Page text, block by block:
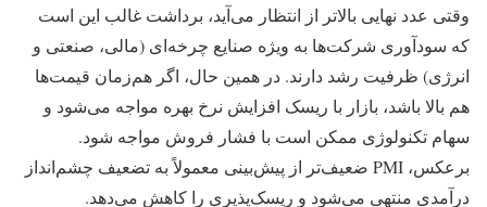
وقتی عدد نهایی بالاتر از انتظار می‌آید، برداشت غالب این است
که سودآوری شرکت‌ها به‌ ویژه صنایع چرخه‌ای (مالی، صنعتی و
انرژی) ظرفیت رشد دارند. در همین حال، اگر هم‌زمان قیمت‌ها
هم بالا باشد، بازار با ریسک افزایش نرخ بهره مواجه می‌شود و
سهام تکنولوژی ممکن است با فشار فروش مواجه شود.
برعکس، PMI ضعیف‌تر از پیش‌بینی معمولاً به تضعیف چشم‌انداز
درآمدی منتهی می‌شود و ریسک‌پذیری را کاهش می‌دهد.